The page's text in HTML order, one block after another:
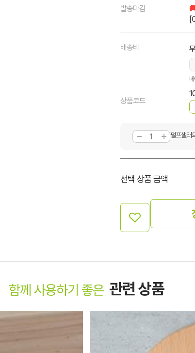
발송마감
배송비
상품코드
펄프샐러
선택 상품 금액
함께 사용하기 좋은 관련 상품